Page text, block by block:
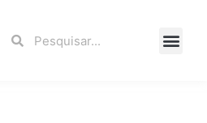
Search